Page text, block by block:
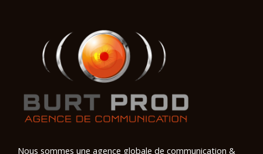
Nous sommes une agence globale de communication &